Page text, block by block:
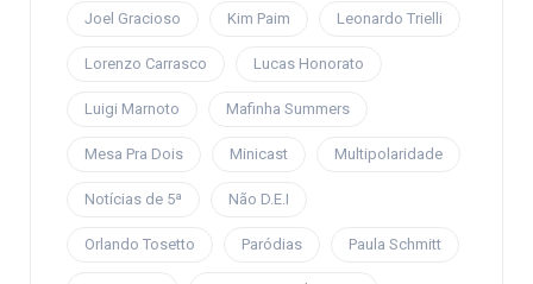
Joel Gracioso Kim Paim Leonardo Trielli
Lorenzo Carrasco Lucas Honorato
Luigi Marnoto Mafinha Summers
Mesa Pra Dois Minicast Multipolaridade
Notícias de 5ª Não D.E.I
Orlando Tosetto Paródias Paula Schmitt